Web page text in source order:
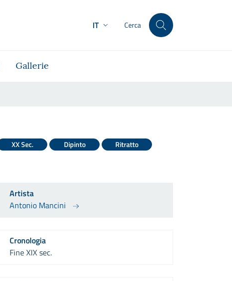
IT Cerca
Gallerie
XX Sec. Dipinto Ritratto
Artista
Antonio Mancini
Cronologia
Fine XIX sec.